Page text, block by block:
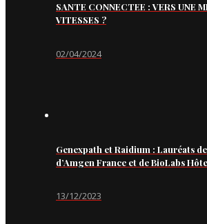
SANTE CONNECTEE : VERS UNE
VITESSES ?
02/04/2024
Genexpath et Raidium : Lauréats
d’Amgen France et de BioLabs
13/12/2023